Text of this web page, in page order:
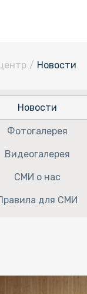
/ Новости
Новости
Фотогалерея
Видеогалерея
СМИ о нас
для СМИ